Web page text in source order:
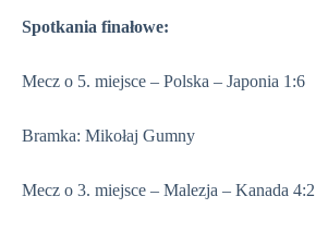
Spotkania finałowe:
Mecz o 5. miejsce – Polska – Japonia 1:6
Bramka: Mikołaj Gumny
Mecz o 3. miejsce – Malezja – Kanada 4:2